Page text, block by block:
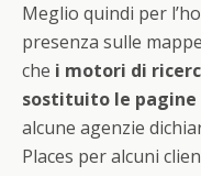
Meglio quindi per
presenza sulle
che i motori di
sostituito le
alcune agenzie
Places per alcuni